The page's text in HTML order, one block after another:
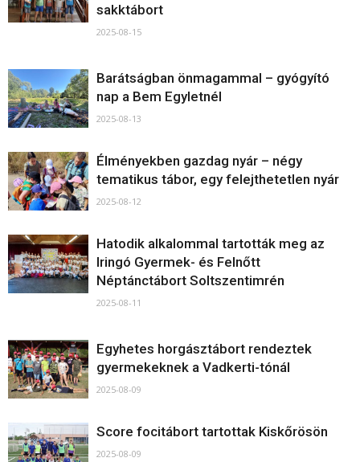
sakktábort
2025-08-15
Barátságban önmagammal – gyógyító
nap a Bem Egyletnél
2025-08-13
Élményekben gazdag nyár – négy
tematikus tábor, egy felejthetetlen nyár
2025-08-12
Hatodik alkalommal tartották meg az
Iringó Gyermek- és Felnőtt
Néptánctábort Soltszentimrén
2025-08-11
Egyhetes horgásztábort rendeztek
gyermekeknek a Vadkerti-tónál
2025-08-09
Score focitábort tartottak Kiskőrösön
2025-08-09